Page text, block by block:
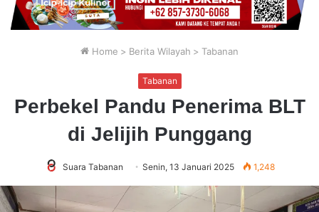
Home > Berita Wilayah > Tabanan
Tabanan
Perbekel Pandu Penerima BLT
di Jelijih Punggang
Suara Tabanan Senin, 13 Januari 2025 1,248